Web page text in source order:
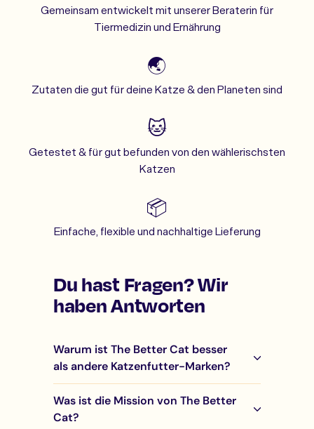
Gemeinsam entwickelt mit unserer Beraterin für
Tiermedizin und Ernährung
🌏
Zutaten die gut für deine Katze & den Planeten sind
🐱
Getestet & für gut befunden von den wählerischsten
Katzen
📦
Einfache, flexible und nachhaltige Lieferung
Du hast Fragen? Wir
haben Antworten
Warum ist The Better Cat besser
als andere Katzenfutter-Marken?
Was ist die Mission von The Better
Cat?